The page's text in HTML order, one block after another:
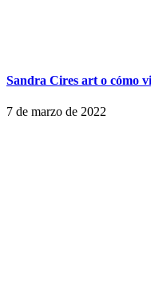
Sandra Cires art o cómo
7 de marzo de 2022